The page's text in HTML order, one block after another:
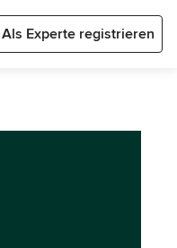
Als Experte registrieren